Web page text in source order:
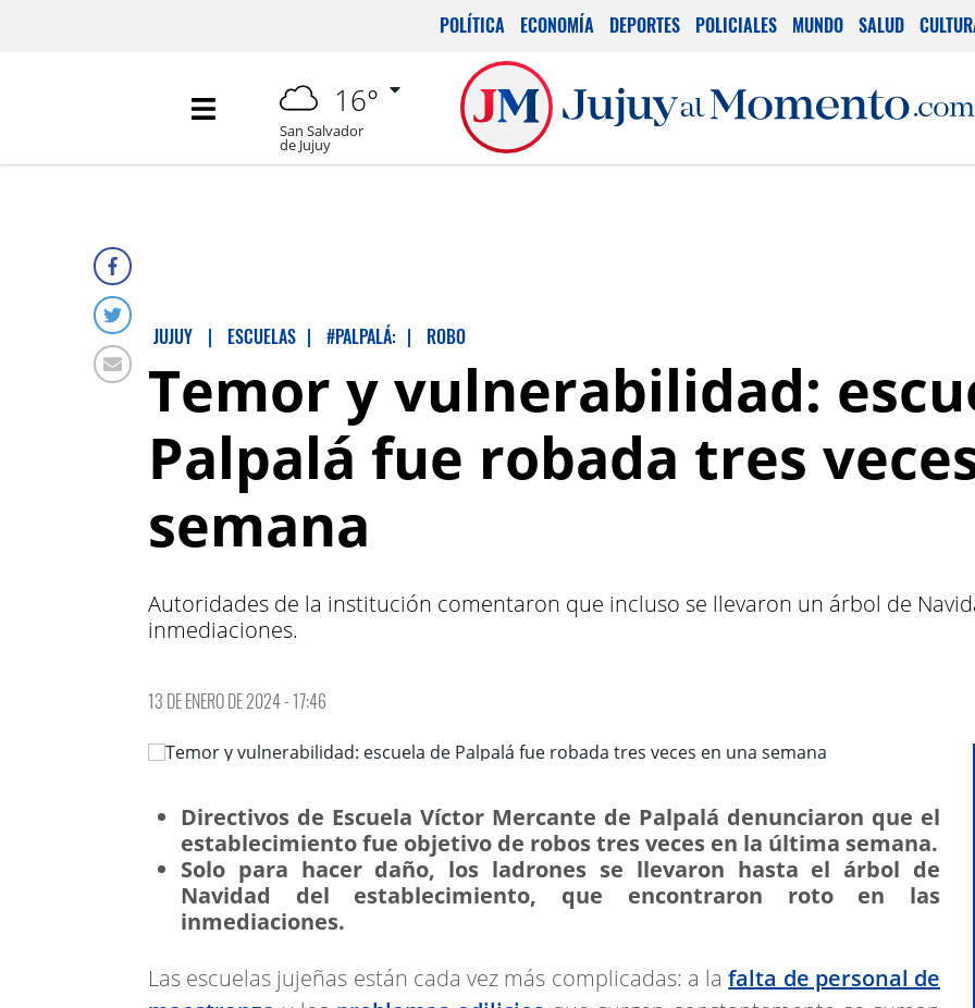
POLÍTICA ECONOMÍA DEPORTES POLICIALES MUNDO SALUD
16°
San Salvador
de Jujuy
JUJUY | ESCUELAS | #PALPALÁ: | ROBO
Temor y vulnerabilidad:
Palpalá fue robada tres
semana
Autoridades de la institución comentaron que incluso se llevaron un árbol de
inmediaciones.
13 DE ENERO DE 2024 - 17:46
Directivos de Escuela Víctor Mercante de Palpalá denunciaron que el
establecimiento fue objetivo de robos tres veces en la última semana.
Solo para hacer daño, los ladrones se llevaron hasta el árbol de
Navidad del establecimiento, que encontraron roto en las
inmediaciones.
Las escuelas jujeñas están cada vez más complicadas: a lafalta de personal de